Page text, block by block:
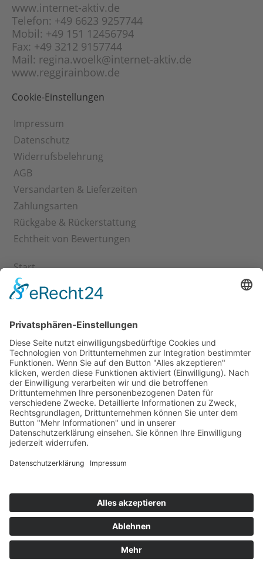
www.internet-aktiv.de
Telefon: +49 6623 9257744
Mobil: +49 151 12456794
Fax: +49 3212 9157744
Mail: regina.woelk@internet-aktiv.de
www.reggirainbow.de
Cookie-Einstellungen
Impressum
Datenschutz
Widerrufsbelehrung
AGB
Versandarten & Lieferzeiten
Zahlungsarten
Rückgabe & Rückerstattung
Echtheit von Bewertungen
Start
Kontakt
Shop
Warenkorb
Kasse
Vertrag widerrufen
vorbehalten.
Aufgrund der Anwendung der Kleinunternehmerregelung gemäß